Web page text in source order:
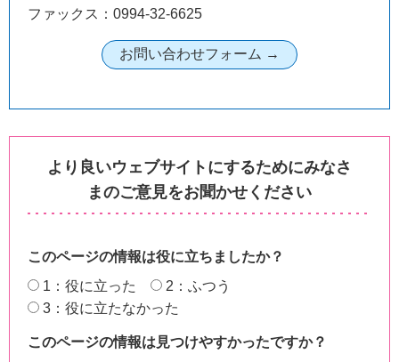
ファックス：0994-32-6625
より良いウェブサイトにするためにみなさ
まのご意見をお聞かせください
このページの情報は役に立ちましたか？
1：役に立った
2：ふつう
3：役に立たなかった
このページの情報は見つけやすかったですか？